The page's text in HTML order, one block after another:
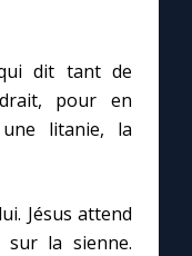
dit tant de
pour en
litanie, la
Jésus attend
sur la sienne.